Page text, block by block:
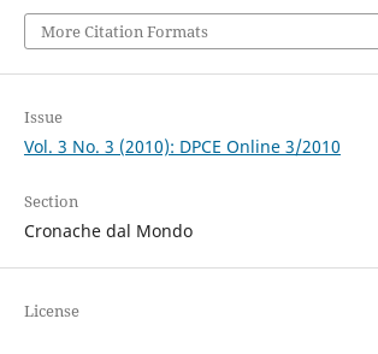
More Citation Formats
Issue
Vol. 3 No. 3 (2010): DPCE Online 3/2010
Section
Cronache dal Mondo
License